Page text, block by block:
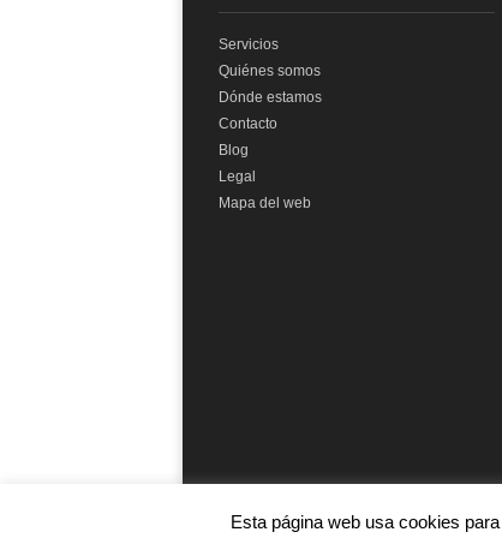
Servicios
Quiénes somos
Dónde estamos
Contacto
Blog
Legal
Mapa del web
© 2026 audit2me | Aviso Legal|
Esta página web usa cookies